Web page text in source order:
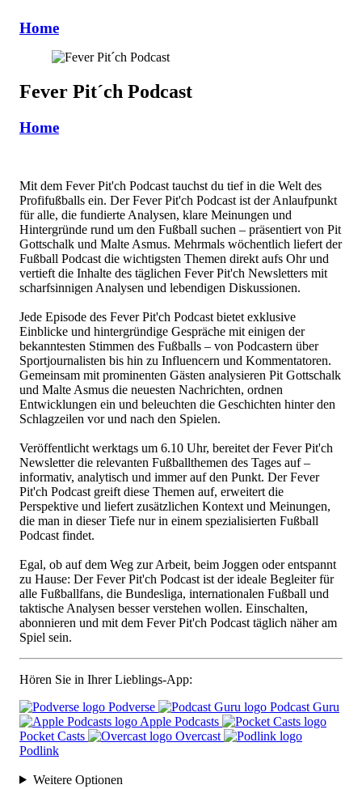
Home
Fever Pit´ch Podcast
Home
Mit dem Fever Pit'ch Podcast tauchst du tief in die Welt des
Profifußballs ein. Der Fever Pit'ch Podcast ist der Anlaufpunkt
für alle, die fundierte Analysen, klare Meinungen und
Hintergründe rund um den Fußball suchen – präsentiert von Pit
Gottschalk und Malte Asmus. Mehrmals wöchentlich liefert der
Fußball Podcast die wichtigsten Themen direkt aufs Ohr und
vertieft die Inhalte des täglichen Fever Pit'ch Newsletters mit
scharfsinnigen Analysen und lebendigen Diskussionen.
Jede Episode des Fever Pit'ch Podcast bietet exklusive
Einblicke und hintergründige Gespräche mit einigen der
bekanntesten Stimmen des Fußballs – von Podcastern über
Sportjournalisten bis hin zu Influencern und Kommentatoren.
Gemeinsam mit prominenten Gästen analysieren Pit Gottschalk
und Malte Asmus die neuesten Nachrichten, ordnen
Entwicklungen ein und beleuchten die Geschichten hinter den
Schlagzeilen vor und nach den Spielen.
Veröffentlicht werktags um 6.10 Uhr, bereitet der Fever Pit'ch
Newsletter die relevanten Fußballthemen des Tages auf –
informativ, analytisch und immer auf den Punkt. Der Fever
Pit'ch Podcast greift diese Themen auf, erweitert die
Perspektive und liefert zusätzlichen Kontext und Meinungen,
die man in dieser Tiefe nur in einem spezialisierten Fußball
Podcast findet.
Egal, ob auf dem Weg zur Arbeit, beim Joggen oder entspannt
zu Hause: Der Fever Pit'ch Podcast ist der ideale Begleiter für
alle Fußballfans, die Bundesliga, internationalen Fußball und
taktische Analysen besser verstehen wollen. Einschalten,
abonnieren und mit dem Fever Pit'ch Podcast täglich näher am
Spiel sein.
Hören Sie in Ihrer Lieblings-App:
Podverse
Podcast Guru
Apple Podcasts
Pocket Casts
Overcast
Podlink
Weitere Optionen